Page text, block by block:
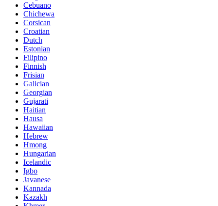
Cebuano
Chichewa
Corsican
Croatian
Dutch
Estonian
Filipino
Finnish
Frisian
Galician
Georgian
Gujarati
Haitian
Hausa
Hawaiian
Hebrew
Hmong
Hungarian
Icelandic
Igbo
Javanese
Kannada
Kazakh